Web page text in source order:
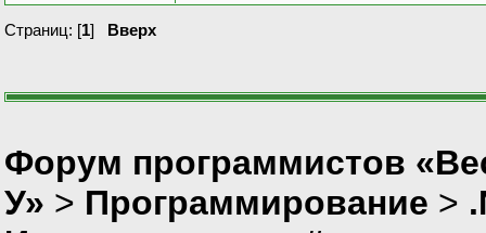
Страниц: [1] Вверх
Форум программистов
У» > Программирование >